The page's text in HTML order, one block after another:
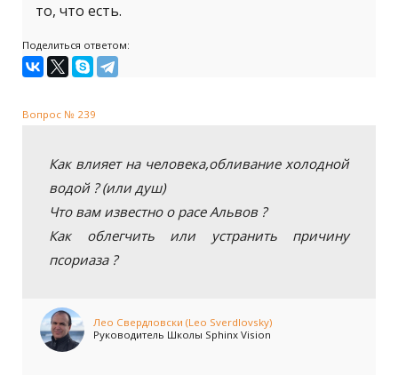
то, что есть.
Поделиться ответом:
Вопрос № 239
Как влияет на человека,обливание холодной
водой ? (или душ)
Что вам известно о расе Альвов ?
Как облегчить или устранить причину
псориаза ?
Лео Свердловски (Leo Sverdlovsky)
Руководитель Школы Sphinx Vision